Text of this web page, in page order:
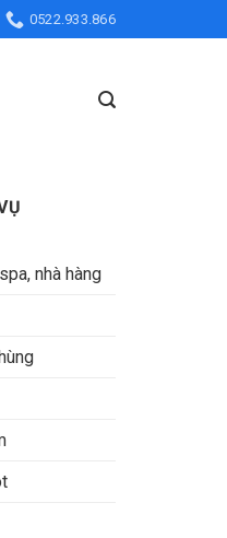
0522.933.866
nhà hàng